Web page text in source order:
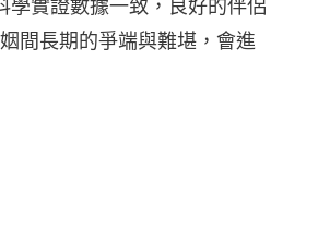
實證數據一致，良好的伴侶
間長期的爭端與難堪，會進